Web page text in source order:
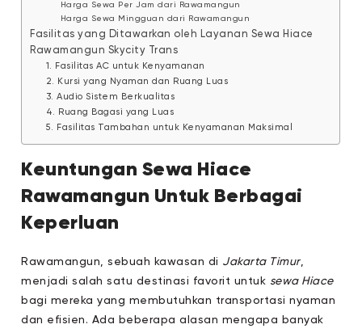
Harga Sewa Per Jam dari Rawamangun
Harga Sewa Mingguan dari Rawamangun
Fasilitas yang Ditawarkan oleh Layanan Sewa Hiace
Rawamangun Skycity Trans
1. Fasilitas AC untuk Kenyamanan
2. Kursi yang Nyaman dan Ruang Luas
3. Audio Sistem Berkualitas
4. Ruang Bagasi yang Luas
5. Fasilitas Tambahan untuk Kenyamanan Maksimal
Keuntungan Sewa Hiace
Rawamangun Untuk Berbagai
Keperluan
Rawamangun, sebuah kawasan di Jakarta Timur,
menjadi salah satu destinasi favorit untuk sewa Hiace
bagi mereka yang membutuhkan transportasi nyaman
dan efisien. Ada beberapa alasan mengapa banyak